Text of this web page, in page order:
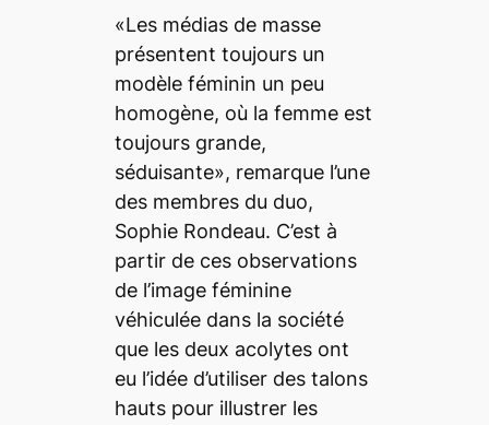
«Les médias de masse
présentent toujours un
modèle féminin un peu
homogène, où la femme est
toujours grande,
séduisante», remarque l’une
des membres du duo,
Sophie Rondeau. C’est à
partir de ces observations
de l’image féminine
véhiculée dans la société
que les deux acolytes ont
eu l’idée d’utiliser des talons
hauts pour illustrer les